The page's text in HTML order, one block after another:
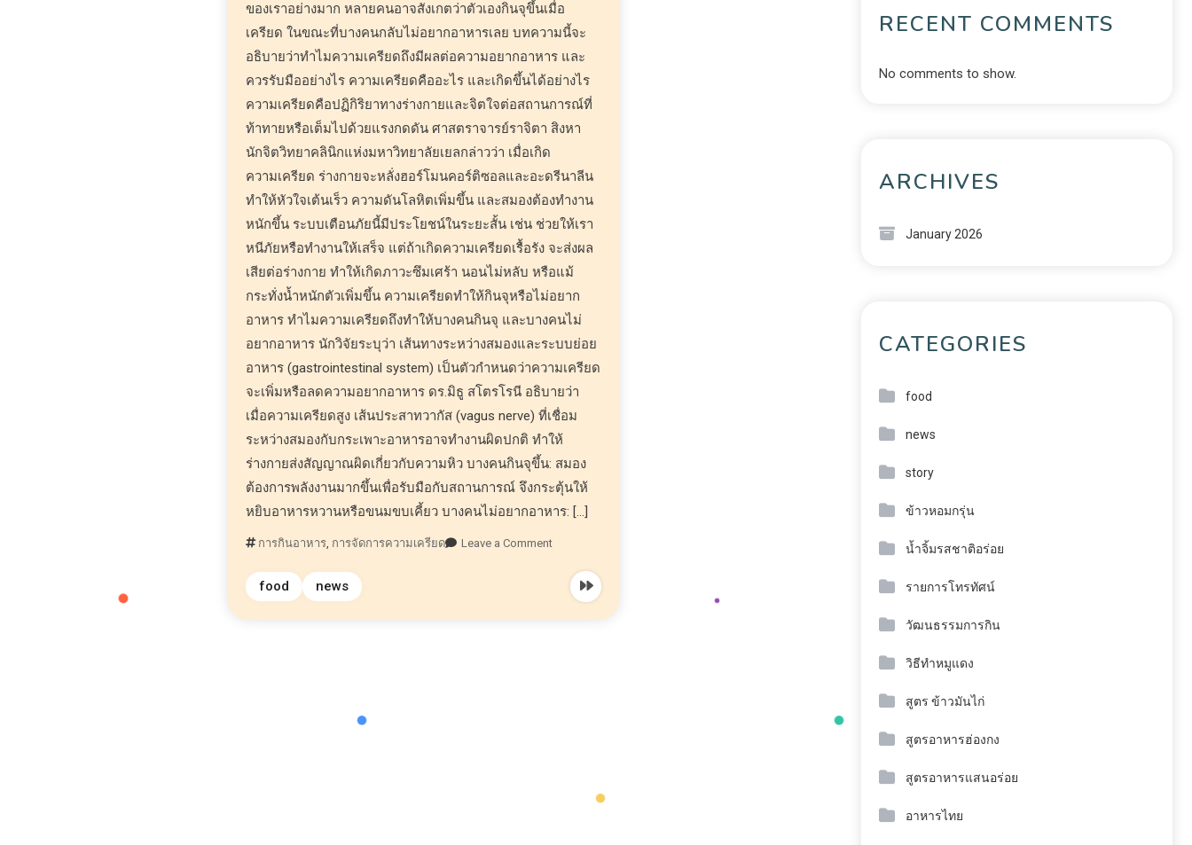
ของเราอย่างมาก หลายคนอาจสังเกตว่าตัวเองกินจุขึ้นเมื่อ
เครียด ในขณะที่บางคนกลับไม่อยากอาหารเลย บทความนี้จะ
อธิบายว่าทำไมความเครียดถึงมีผลต่อความอยากอาหาร และ
ควรรับมืออย่างไร ความเครียดคืออะไร และเกิดขึ้นได้อย่างไร
ความเครียดคือปฏิกิริยาทางร่างกายและจิตใจต่อสถานการณ์ที่
ท้าทายหรือเต็มไปด้วยแรงกดดัน ศาสตราจารย์ราจิตา สิงหา
นักจิตวิทยาคลินิกแห่งมหาวิทยาลัยเยลกล่าวว่า เมื่อเกิด
ความเครียด ร่างกายจะหลั่งฮอร์โมนคอร์ติซอลและอะดรีนาลีน
ทำให้หัวใจเต้นเร็ว ความดันโลหิตเพิ่มขึ้น และสมองต้องทำงาน
หนักขึ้น ระบบเตือนภัยนี้มีประโยชน์ในระยะสั้น เช่น ช่วยให้เรา
หนีภัยหรือทำงานให้เสร็จ แต่ถ้าเกิดความเครียดเรื้อรัง จะส่งผล
เสียต่อร่างกาย ทำให้เกิดภาวะซึมเศร้า นอนไม่หลับ หรือแม้
กระทั่งน้ำหนักตัวเพิ่มขึ้น ความเครียดทำให้กินจุหรือไม่อยาก
อาหาร ทำไมความเครียดถึงทำให้บางคนกินจุ และบางคนไม่
อยากอาหาร นักวิจัยระบุว่า เส้นทางระหว่างสมองและระบบย่อย
อาหาร (gastrointestinal system) เป็นตัวกำหนดว่าความเครียด
จะเพิ่มหรือลดความอยากอาหาร ดร.มิธู สโตรโรนี อธิบายว่า
เมื่อความเครียดสูง เส้นประสาทวากัส (vagus nerve) ที่เชื่อม
ระหว่างสมองกับกระเพาะอาหารอาจทำงานผิดปกติ ทำให้
ร่างกายส่งสัญญาณผิดเกี่ยวกับความหิว บางคนกินจุขึ้น: สมอง
ต้องการพลังงานมากขึ้นเพื่อรับมือกับสถานการณ์ จึงกระตุ้นให้
หยิบอาหารหวานหรือขนมขบเคี้ยว บางคนไม่อยากอาหาร: […]
การกินอาหาร, การจัดการความเครียด Leave a Comment
food news
RECENT COMMENTS
No comments to show.
ARCHIVES
January 2026
CATEGORIES
food
news
story
ข้าวหอมกรุ่น
น้ำจิ้มรสชาติอร่อย
รายการโทรทัศน์
วัฒนธรรมการกิน
วิธีทำหมูแดง
สูตร ข้าวมันไก่
สูตรอาหารฮ่องกง
สูตรอาหารแสนอร่อย
อาหารไทย